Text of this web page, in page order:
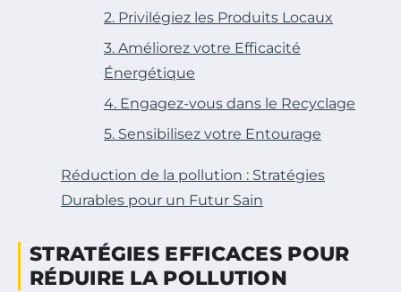
2. Privilégiez les Produits Locaux
3. Améliorez votre Efficacité
Énergétique
4. Engagez-vous dans le Recyclage
5. Sensibilisez votre Entourage
Réduction de la pollution : Stratégies
Durables pour un Futur Sain
STRATÉGIES EFFICACES POUR
RÉDUIRE LA POLLUTION